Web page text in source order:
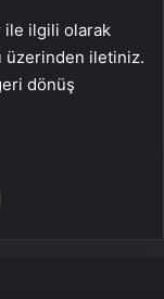
ile ilgili olarak
üzerinden iletiniz.
dönüş